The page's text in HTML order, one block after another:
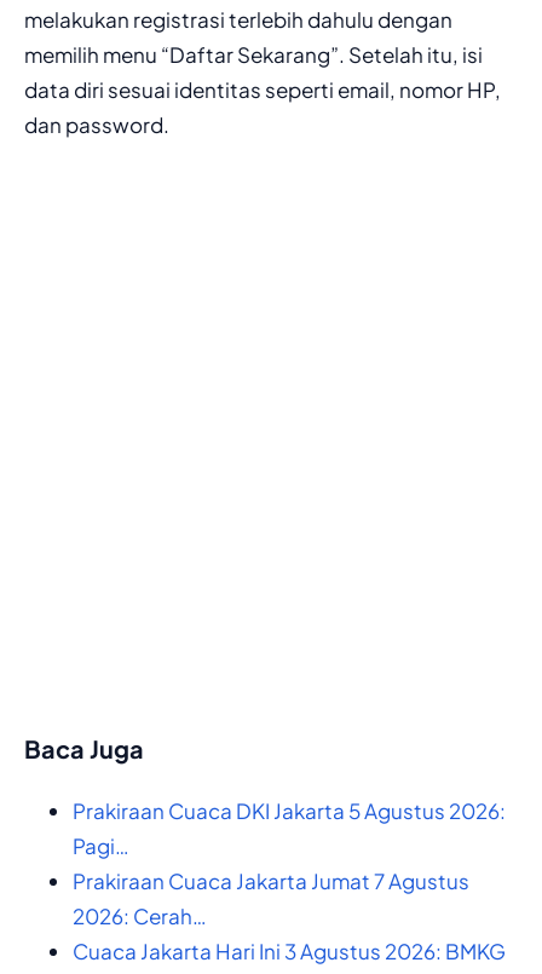
melakukan registrasi terlebih dahulu dengan
memilih menu “Daftar Sekarang”. Setelah itu, isi
data diri sesuai identitas seperti email, nomor HP,
dan password.
Baca Juga
Prakiraan Cuaca DKI Jakarta 5 Agustus 2026:
Pagi…
Prakiraan Cuaca Jakarta Jumat 7 Agustus
2026: Cerah…
Cuaca Jakarta Hari Ini 3 Agustus 2026: BMKG